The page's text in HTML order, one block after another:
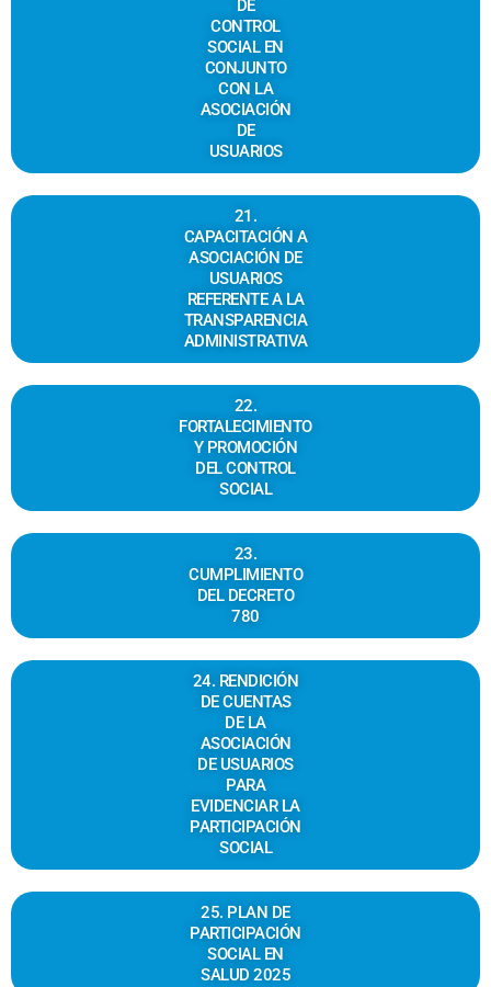
DE
CONTROL
SOCIAL EN
CONJUNTO
CON LA
ASOCIACIÓN
DE
USUARIOS
21.
CAPACITACIÓN A
ASOCIACIÓN DE
USUARIOS
REFERENTE A LA
TRANSPARENCIA
ADMINISTRATIVA
22.
FORTALECIMIENTO
Y PROMOCIÓN
DEL CONTROL
SOCIAL
23.
CUMPLIMIENTO
DEL DECRETO
780
24. RENDICIÓN
DE CUENTAS
DE LA
ASOCIACIÓN
DE USUARIOS
PARA
EVIDENCIAR LA
PARTICIPACIÓN
SOCIAL
25. PLAN DE
PARTICIPACIÓN
SOCIAL EN
SALUD 2025